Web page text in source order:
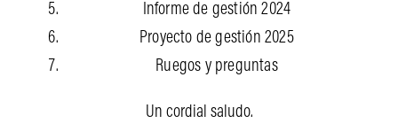
Informe de gestión 2024
Proyecto de gestión 2025
Ruegos y preguntas
Un cordial saludo.